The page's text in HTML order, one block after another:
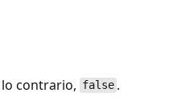
lo contrario, false.